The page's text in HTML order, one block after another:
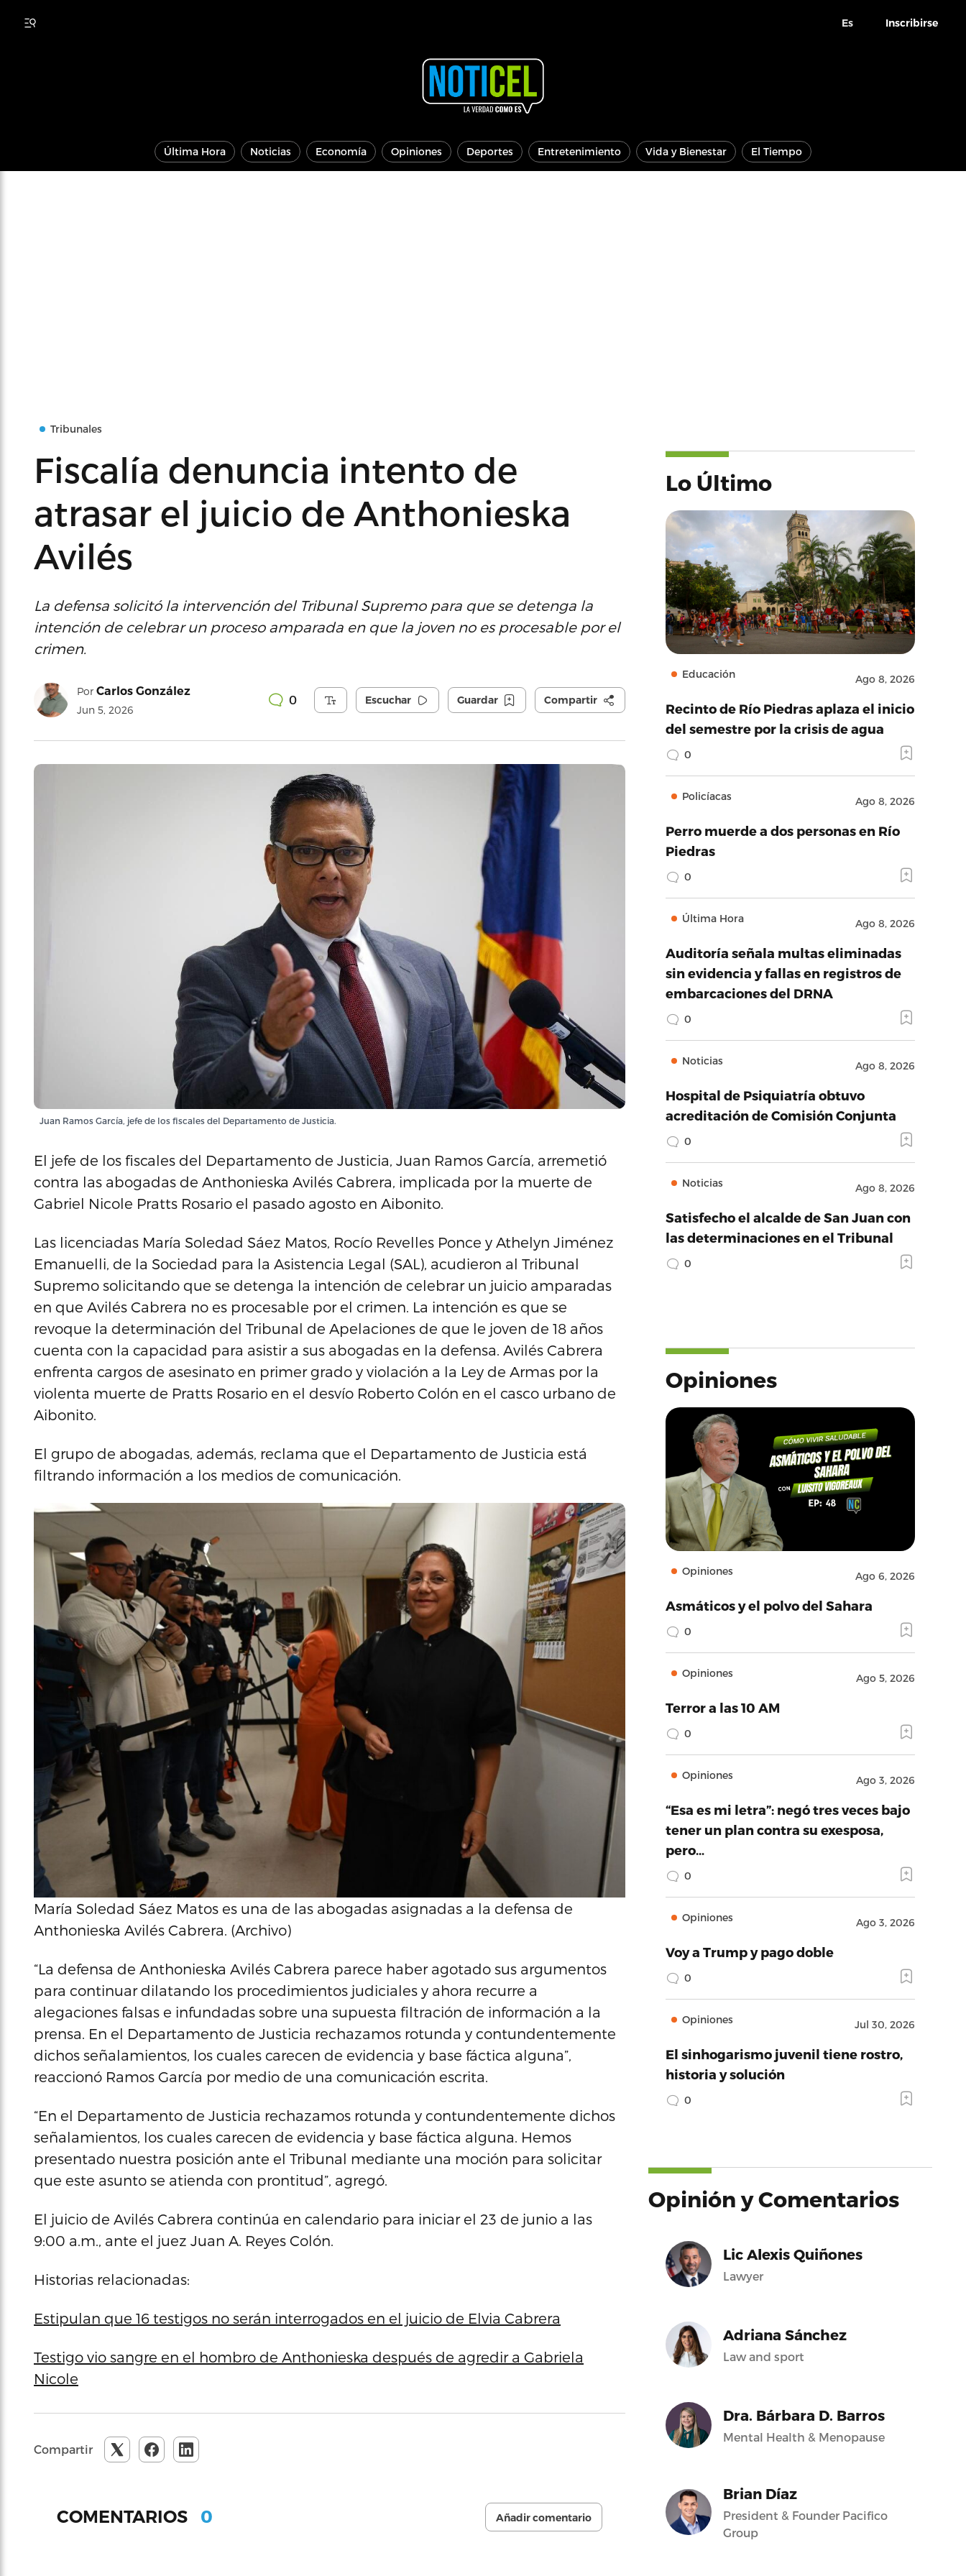
Es Inscribirse
Última Hora Noticias Economía Opiniones Deportes Entretenimiento Vida y Bienestar El Tiempo
Tribunales
Fiscalía denuncia intento de
atrasar el juicio de Anthonieska
Avilés
La defensa solicitó la intervención del Tribunal Supremo para que se detenga la
intención de celebrar un proceso amparada en que la joven no es procesable por el
crimen.
Por Carlos González
Jun 5, 2026
0 Escuchar Guardar Compartir
Juan Ramos García, jefe de los fiscales del Departamento de Justicia.
El jefe de los fiscales del Departamento de Justicia, Juan Ramos García, arremetió
contra las abogadas de Anthonieska Avilés Cabrera, implicada por la muerte de
Gabriel Nicole Pratts Rosario el pasado agosto en Aibonito.
Las licenciadas María Soledad Sáez Matos, Rocío Revelles Ponce y Athelyn Jiménez
Emanuelli, de la Sociedad para la Asistencia Legal (SAL), acudieron al Tribunal
Supremo solicitando que se detenga la intención de celebrar un juicio amparadas
en que Avilés Cabrera no es procesable por el crimen. La intención es que se
revoque la determinación del Tribunal de Apelaciones de que le joven de 18 años
cuenta con la capacidad para asistir a sus abogadas en la defensa. Avilés Cabrera
enfrenta cargos de asesinato en primer grado y violación a la Ley de Armas por la
violenta muerte de Pratts Rosario en el desvío Roberto Colón en el casco urbano de
Aibonito.
El grupo de abogadas, además, reclama que el Departamento de Justicia está
filtrando información a los medios de comunicación.
María Soledad Sáez Matos es una de las abogadas asignadas a la defensa de
Anthonieska Avilés Cabrera. (Archivo)
“La defensa de Anthonieska Avilés Cabrera parece haber agotado sus argumentos
para continuar dilatando los procedimientos judiciales y ahora recurre a
alegaciones falsas e infundadas sobre una supuesta filtración de información a la
prensa. En el Departamento de Justicia rechazamos rotunda y contundentemente
dichos señalamientos, los cuales carecen de evidencia y base fáctica alguna”,
reaccionó Ramos García por medio de una comunicación escrita.
“En el Departamento de Justicia rechazamos rotunda y contundentemente dichos
señalamientos, los cuales carecen de evidencia y base fáctica alguna. Hemos
presentado nuestra posición ante el Tribunal mediante una moción para solicitar
que este asunto se atienda con prontitud”, agregó.
El juicio de Avilés Cabrera continúa en calendario para iniciar el 23 de junio a las
9:00 a.m., ante el juez Juan A. Reyes Colón.
Historias relacionadas:
Estipulan que 16 testigos no serán interrogados en el juicio de Elvia Cabrera
Testigo vio sangre en el hombro de Anthonieska después de agredir a Gabriela
Nicole
Compartir
COMENTARIOS 0 Añadir comentario
Lo Último
Educación Ago 8, 2026
Recinto de Río Piedras aplaza el inicio
del semestre por la crisis de agua
0
Policíacas Ago 8, 2026
Perro muerde a dos personas en Río
Piedras
0
Última Hora Ago 8, 2026
Auditoría señala multas eliminadas
sin evidencia y fallas en registros de
embarcaciones del DRNA
0
Noticias Ago 8, 2026
Hospital de Psiquiatría obtuvo
acreditación de Comisión Conjunta
0
Noticias Ago 8, 2026
Satisfecho el alcalde de San Juan con
las determinaciones en el Tribunal
0
Opiniones
Opiniones Ago 6, 2026
Asmáticos y el polvo del Sahara
0
Opiniones Ago 5, 2026
Terror a las 10 AM
0
Opiniones Ago 3, 2026
“Esa es mi letra”: negó tres veces bajo
tener un plan contra su exesposa,
pero…
0
Opiniones Ago 3, 2026
Voy a Trump y pago doble
0
Opiniones Jul 30, 2026
El sinhogarismo juvenil tiene rostro,
historia y solución
0
Opinión y Comentarios
Lic Alexis Quiñones
Lawyer
Adriana Sánchez
Law and sport
Dra. Bárbara D. Barros
Mental Health & Menopause
Brian Díaz
President & Founder Pacifico
Group